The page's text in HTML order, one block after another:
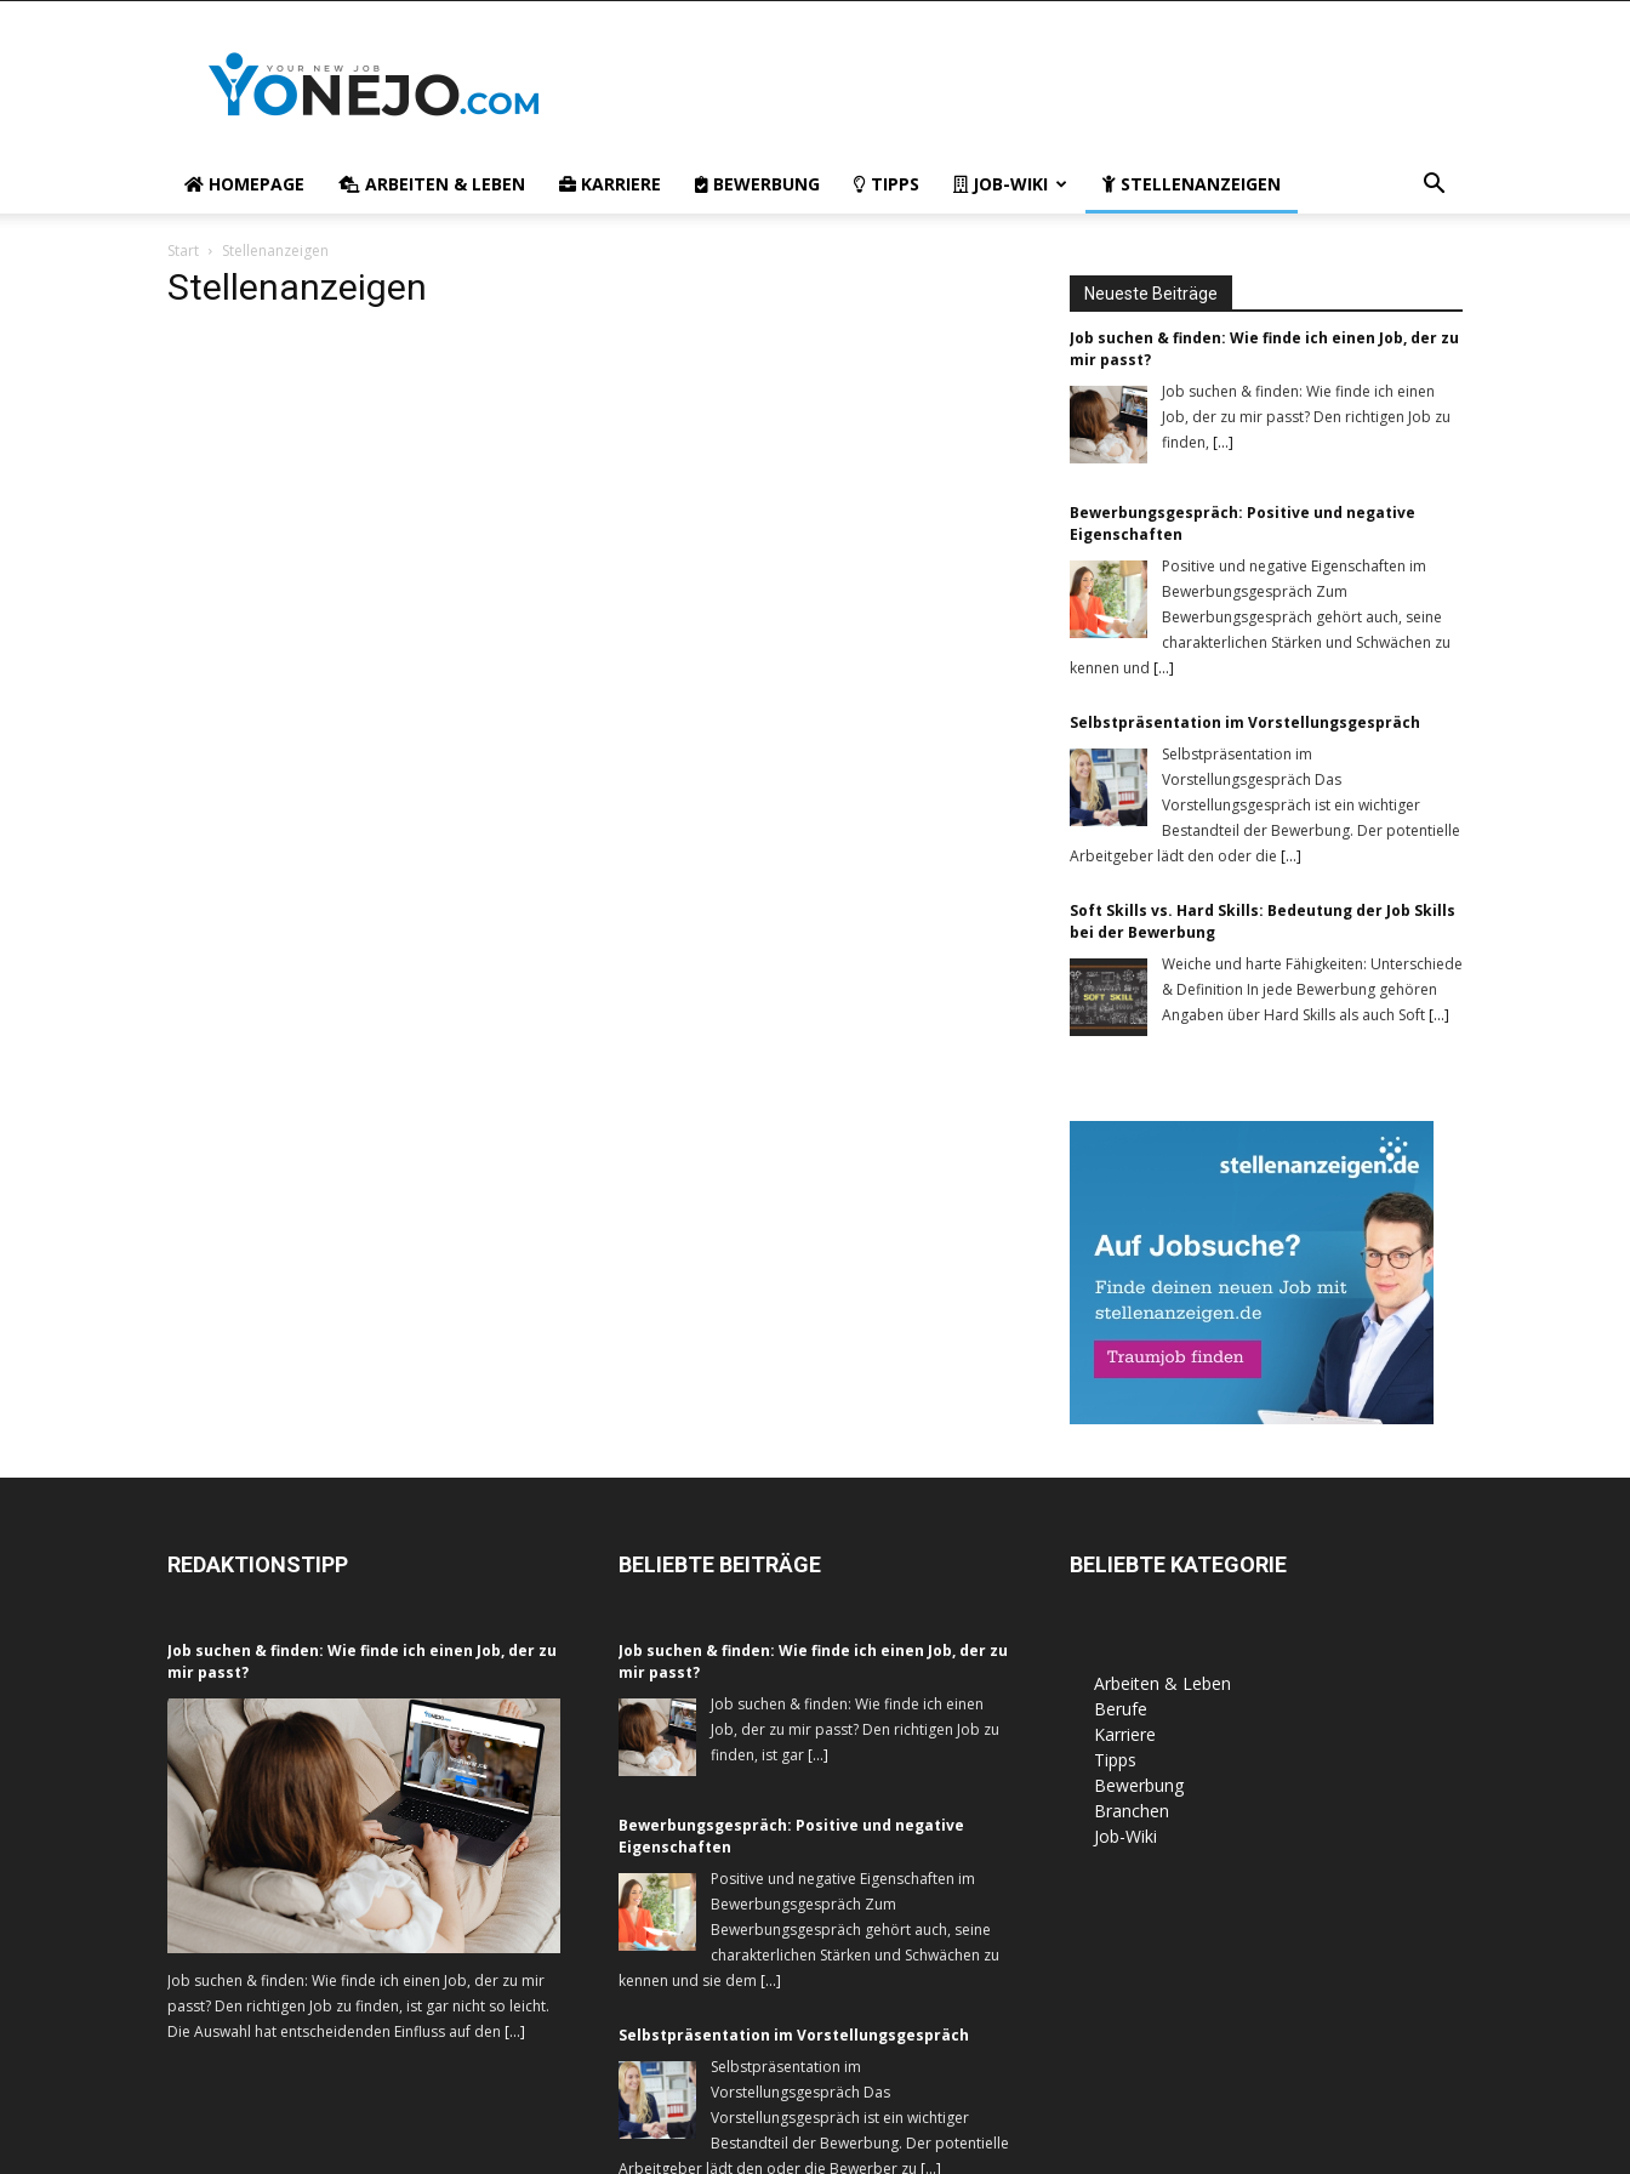
Stellenanzeigen
:
Externe
HOMEPAGE ARBEITEN & LEBEN KARRIERE BEWERBUNG TIPPS JOB-WIKI STELLENANZEIGEN
Start Stellenanzeigen
Stellenanzeigen Neueste Beiträge
Job suchen & finden: Wie finde ich einen Job, der zu
mir passt?
Job suchen & finden: Wie finde ich einen
Job, der zu mir passt? Den richtigen Job zu
finden, [...]
Bewerbungsgespräch: Positive und negative
Eigenschaften
Positive und negative Eigenschaften im
Bewerbungsgespräch Zum
Bewerbungsgespräch gehört auch, seine
charakterlichen Stärken und Schwächen zu
kennen und [...]
Selbstpräsentation im Vorstellungsgespräch
Selbstpräsentation im
Vorstellungsgespräch Das
Vorstellungsgespräch ist ein wichtiger
Bestandteil der Bewerbung. Der potentielle
Arbeitgeber lädt den oder die [...]
Soft Skills vs. Hard Skills: Bedeutung der Job Skills
bei der Bewerbung
Weiche und harte Fähigkeiten: Unterschiede
& Definition In jede Bewerbung gehören
Angaben über Hard Skills als auch Soft [...]
REDAKTIONSTIPP
Job suchen & finden: Wie finde ich einen Job, der zu
mir passt?
Job suchen & finden: Wie finde ich einen Job, der zu mir
passt? Den richtigen Job zu finden, ist gar nicht so leicht.
Die Auswahl hat entscheidenden Einfluss auf den [...]
BELIEBTE BEITRÄGE
Job suchen & finden: Wie finde ich einen Job, der zu
mir passt?
Job suchen & finden: Wie finde ich einen
Job, der zu mir passt? Den richtigen Job zu
finden, ist gar [...]
Bewerbungsgespräch: Positive und negative
Eigenschaften
Positive und negative Eigenschaften im
Bewerbungsgespräch Zum
Bewerbungsgespräch gehört auch, seine
charakterlichen Stärken und Schwächen zu
kennen und sie dem [...]
Selbstpräsentation im Vorstellungsgespräch
Selbstpräsentation im
Vorstellungsgespräch Das
Vorstellungsgespräch ist ein wichtiger
Bestandteil der Bewerbung. Der potentielle
Arbeitgeber lädt den oder die Bewerber zu [...]
BELIEBTE KATEGORIE
Arbeiten & Leben
Berufe
Karriere
Tipps
Bewerbung
Branchen
Job-Wiki